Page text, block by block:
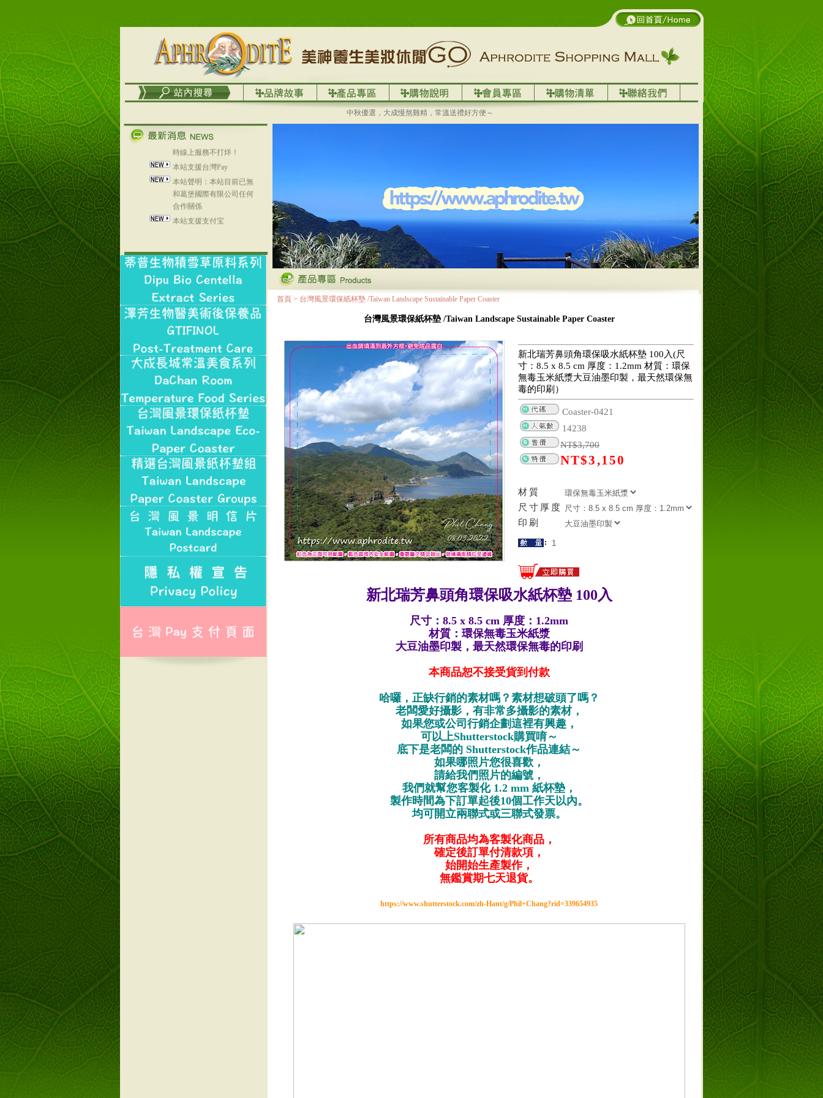
中秋優選，大成慢熬雞精，常溫送禮好方便～
在外租屋者、居住處無管
理員、不方便在工作地點
取件者，歡迎多多使用
【郵局i郵箱】的服務喔～
【i郵箱】設立的地點，請
進入內頁連結～
Line@aphrodite2020 24小
時線上服務不打烊！
本站支援台灣Pay
本站聲明：本站目前已無
和葛堡國際有限公司任何
合作關係
本站支援支付宝
2017年1月1日起，中国大
首頁 > 台灣風景環保紙杯墊 /Taiwan Landscape Sustainable Paper Coaster
台灣風景環保紙杯墊 /Taiwan Landscape Sustainable Paper Coaster
新北瑞芳鼻頭角環保吸水紙杯墊 100入(尺
寸：8.5 x 8.5 cm 厚度：1.2mm 材質：環保
無毒玉米紙漿大豆油墨印製，最天然環保無
毒的印刷）
Coaster-0421
14238
NT$3,700
NT$3,150
材質
尺寸厚度
印刷
新北瑞芳鼻頭角環保吸水紙杯墊 100入
尺寸：8.5 x 8.5 cm 厚度：1.2mm
材質：環保無毒玉米紙漿
大豆油墨印製，最天然環保無毒的印刷
本商品恕不接受貨到付款
哈囉，正缺行銷的素材嗎？素材想破頭了嗎？
老闆愛好攝影，有非常多攝影的素材，
如果您或公司行銷企劃這裡有興趣，
可以上Shutterstock購買唷～
底下是老闆的 Shutterstock作品連結～
如果哪照片您很喜歡，
請給我們照片的編號，
我們就幫您客製化 1.2 mm 紙杯墊，
製作時間為下訂單起後10個工作天以內。
均可開立兩聯式或三聯式發票。
所有商品均為客製化商品，
確定後訂單付清款項，
始開始生產製作，
無鑑賞期七天退貨。
https://www.shutterstock.com/zh-Hant/g/Phil+Chang?rid=339654935